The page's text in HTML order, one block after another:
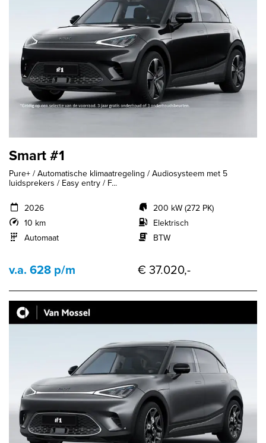
Smart #1
Pure+ / Automatische klimaatregeling / Audiosysteem met 5
luidsprekers / Easy entry / F...
2026
10 km
Automaat
200 kW (272 PK)
Elektrisch
BTW
v.a. 628 p/m € 37.020,-